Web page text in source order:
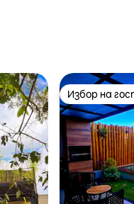
Избор на
Избор на